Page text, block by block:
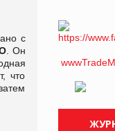
с
. Он
что